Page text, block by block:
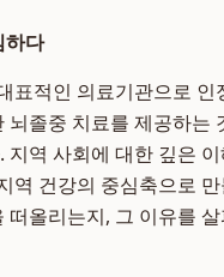
하다
표적인 의료기관으로
졸중 치료를 제공하는
역 사회에 대한 깊은
역 건강의 중심축으로
올리는지, 그 이유를